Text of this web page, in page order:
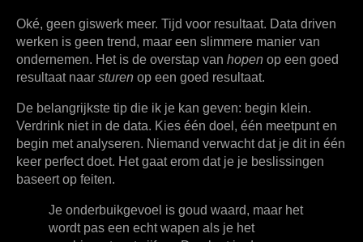
Oké, geen giswerk meer. Tijd voor resultaat. Data driven
werken is geen trend, maar een slimmere manier van
ondernemen. Het is de overstap van hopen op een goed
resultaat naar sturen op een goed resultaat.
De belangrijkste tip die ik je kan geven: begin klein.
Verdrink niet in de data. Kies één doel, één meetpunt en
begin met analyseren. Niemand verwacht dat je dit in één
keer perfect doet. Het gaat erom dat je je beslissingen
baseert op feiten.
Je onderbuikgevoel is goud waard, maar het
wordt pas een echt wapen als je het